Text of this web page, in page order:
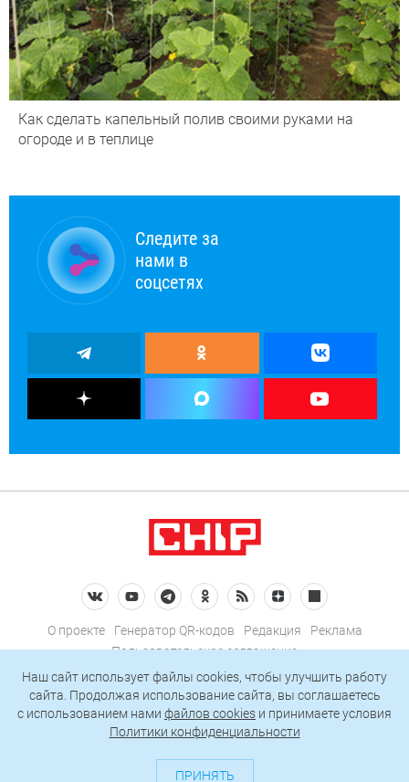
Как сделать капельный полив своими руками на
огороде и в теплице
Следите за
нами в
соцсетях
О проекте Генератор QR-кодов Редакция
Реклама
Пользовательское соглашение
Политика конфиденциальности
Подписаться на рассылку
127018, Москва, ул. Полковая, д. 3, стр. 4, помещение I, комн. 23
Наш сайт использует файлы cookies, чтобы улучшить работу
сайта. Продолжая использование сайта, вы соглашаетесь
c использованием нами файлов cookies и принимаете условия
Политики конфиденциальности
ПРИНЯТЬ